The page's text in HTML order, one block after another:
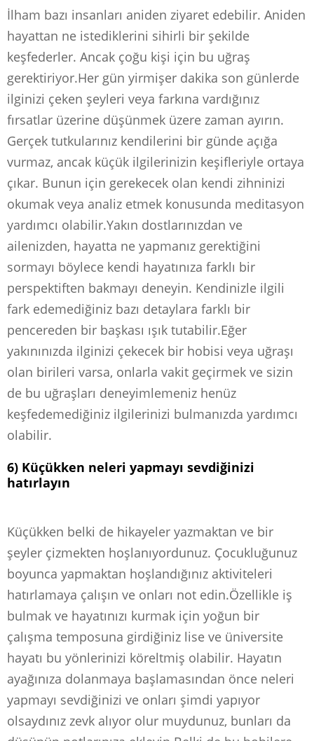
İlham bazı insanları aniden ziyaret edebilir. Aniden
hayattan ne istediklerini sihirli bir şekilde
keşfederler. Ancak çoğu kişi için bu uğraş
gerektiriyor.Her gün yirmişer dakika son günlerde
ilginizi çeken şeyleri veya farkına vardığınız
fırsatlar üzerine düşünmek üzere zaman ayırın.
Gerçek tutkularınız kendilerini bir günde açığa
vurmaz, ancak küçük ilgilerinizin keşifleriyle ortaya
çıkar. Bunun için gerekecek olan kendi zihninizi
okumak veya analiz etmek konusunda meditasyon
yardımcı olabilir.Yakın dostlarınızdan ve
ailenizden, hayatta ne yapmanız gerektiğini
sormayı böylece kendi hayatınıza farklı bir
perspektiften bakmayı deneyin. Kendinizle ilgili
fark edemediğiniz bazı detaylara farklı bir
pencereden bir başkası ışık tutabilir.Eğer
yakınınızda ilginizi çekecek bir hobisi veya uğraşı
olan birileri varsa, onlarla vakit geçirmek ve sizin
de bu uğraşları deneyimlemeniz henüz
keşfedemediğiniz ilgilerinizi bulmanızda yardımcı
olabilir.
6) Küçükken neleri yapmayı sevdiğinizi
hatırlayın
Küçükken belki de hikayeler yazmaktan ve bir
şeyler çizmekten hoşlanıyordunuz. Çocukluğunuz
boyunca yapmaktan hoşlandığınız aktiviteleri
hatırlamaya çalışın ve onları not edin.Özellikle iş
bulmak ve hayatınızı kurmak için yoğun bir
çalışma temposuna girdiğiniz lise ve üniversite
hayatı bu yönlerinizi köreltmiş olabilir. Hayatın
ayağınıza dolanmaya başlamasından önce neleri
yapmayı sevdiğinizi ve onları şimdi yapıyor
olsaydınız zevk alıyor olur muydunuz, bunları da